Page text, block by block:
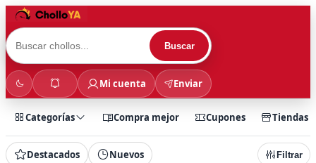
Buscar
Mi cuenta Enviar
Categorías Compra mejor Cupones Tiendas
Destacados Nuevos Filtrar